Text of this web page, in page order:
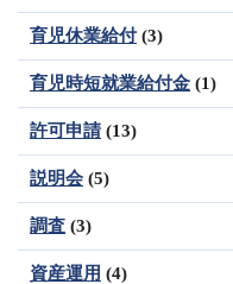
育児休業給付(3)
育児時短就業給付金 (1)
許可申請 (13)
説明会 (5)
調査 (3)
資産運用 (4)